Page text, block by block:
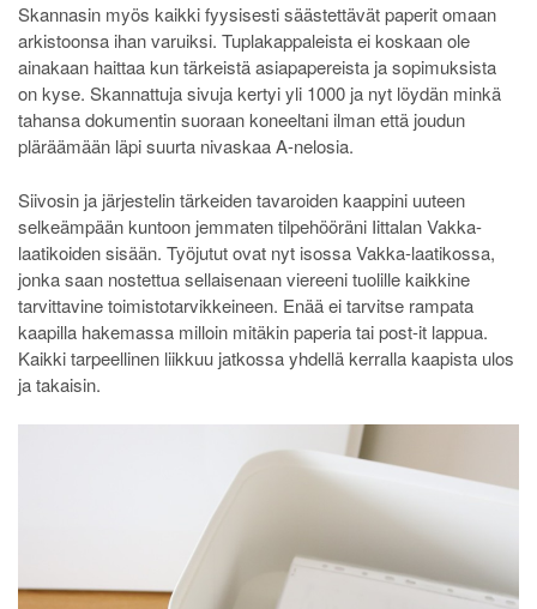
Skannasin myös kaikki fyysisesti säästettävät paperit omaan
arkistoonsa ihan varuiksi. Tuplakappaleista ei koskaan ole
ainakaan haittaa kun tärkeistä asiapapereista ja sopimuksista
on kyse. Skannattuja sivuja kertyi yli 1000 ja nyt löydän minkä
tahansa dokumentin suoraan koneeltani ilman että joudun
pläräämään läpi suurta nivaskaa A-nelosia.
Siivosin ja järjestelin tärkeiden tavaroiden kaappini uuteen
selkeämpään kuntoon jemmaten tilpehööräni Iittalan Vakka-
laatikoiden sisään. Työjutut ovat nyt isossa Vakka-laatikossa,
jonka saan nostettua sellaisenaan viereeni tuolille kaikkine
tarvittavine toimistotarvikkeineen. Enää ei tarvitse rampata
kaapilla hakemassa milloin mitäkin paperia tai post-it lappua.
Kaikki tarpeellinen liikkuu jatkossa yhdellä kerralla kaapista ulos
ja takaisin.